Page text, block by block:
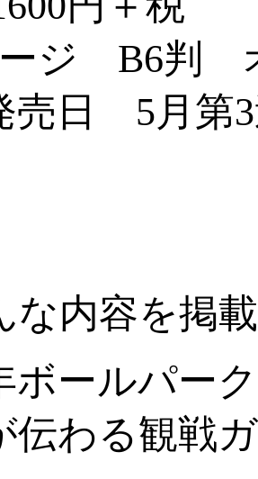
ージ B6判
売日 5月第
内容を掲
ールパー
伝わる観戦